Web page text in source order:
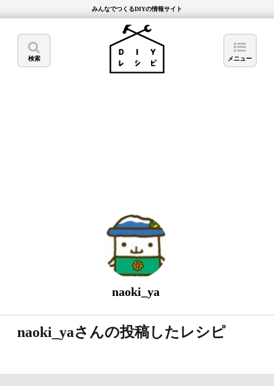
みんなでつくるDIYの情報サイト
検索 メニュー
naoki_ya
naoki_yaさんの投稿したレシピ